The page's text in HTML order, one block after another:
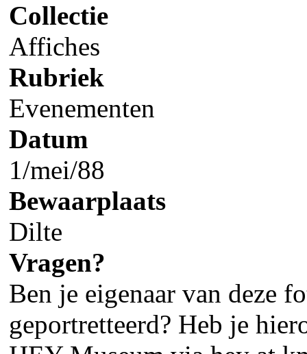
Collectie
Affiches
Rubriek
Evenementen
Datum
1/mei/88
Bewaarplaats
Dilte
Vragen?
Ben je eigenaar van deze
geportretteerd? Heb je